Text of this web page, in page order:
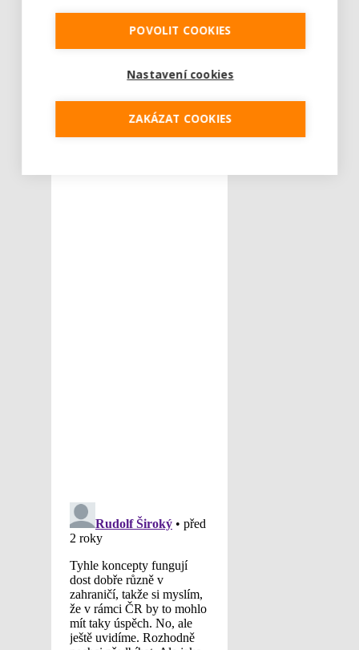
rozšíření
Síť autoservisů
POVOLIT COOKIES
Nastavení cookies
ZAKÁZAT COOKIES